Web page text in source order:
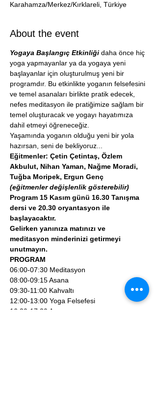
Karahamza/Merkez/Kırklareli, Türkiye
About the event
Yogaya Başlangıç Etkinliği daha önce hiç
yoga yapmayanlar ya da yogaya yeni
başlayanlar için oluşturulmuş yeni bir
programdır. Bu etkinlikte yoganın felsefesini
ve temel asanaları birlikte pratik edecek,
nefes meditasyon ile pratiğimize sağlam bir
temel oluşturacak ve yogayı hayatımıza
dahil etmeyi öğreneceğiz.
Yaşamında yoganın olduğu yeni bir yola
hazırsan, seni de bekliyoruz...
Eğitmenler: Çetin Çetintaş, Özlem
Akbulut, Nihan Yaman, Nağme Moradi,
Tuğba Moripek, Ergun Genç
(eğitmenler değişlenlik gösterebilir)
Program 15 Kasım günü 16.30 Tanışma
dersi ve 20.30 oryantasyon ile
başlayacaktır.
Gelirken yanınıza matınızı ve
meditasyon minderinizi getirmeyi
unutmayın.
PROGRAM
06:00-07:30 Meditasyon
08:00-09:15 Asana
09:30-11:00 Kahvaltı
12:00-13:00 Yoga Felsefesi
16:30-17:30 Asana